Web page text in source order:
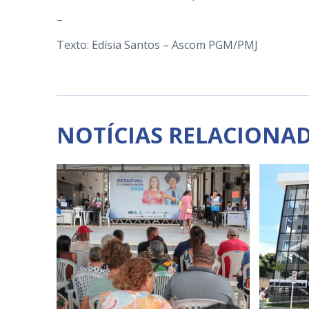
–
Texto: Edísia Santos – Ascom PGM/PMJ
NOTÍCIAS